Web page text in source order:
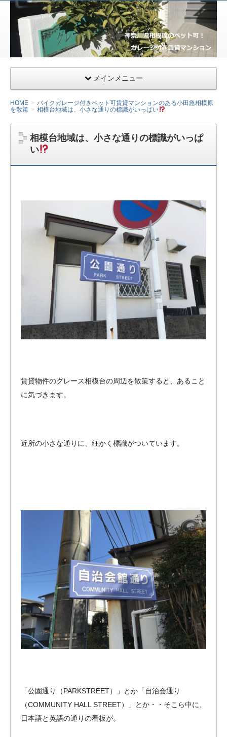
サー
ファ
ー&
ライ
ダー
千葉
県九
里の
ガレ
ージ
ハウ
のバ
ョン
メインメニュー
HOME
バイクガレージ付きペット可賃貸マンションのある小田急相模原
を散策
相模台地域は、小さな通りの標識がいっぱい
相模台地域は、小さな通りの標識がいっぱ
い
賃貸物件のグレース相模台の周辺を散策すると、あること
に気づきます。
近所の小さな通りに、細かく標識がついています。
「公園通り（PARKSTREET）」とか「自治会通り
（COMMUNITY HALL STREET）」とか・・そこら中に、
日本語と英語の通りの看板が。